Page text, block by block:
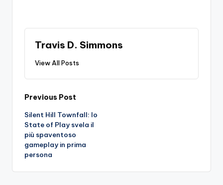
Travis D. Simmons
View All Posts
Post
navigation
Previous Post
Silent Hill Townfall: lo
State of Play svela il
più spaventoso
gameplay in prima
persona